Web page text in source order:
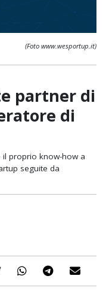
partner di
di
il proprio know-how a
seguite da
(Foto www.wesportup.it)